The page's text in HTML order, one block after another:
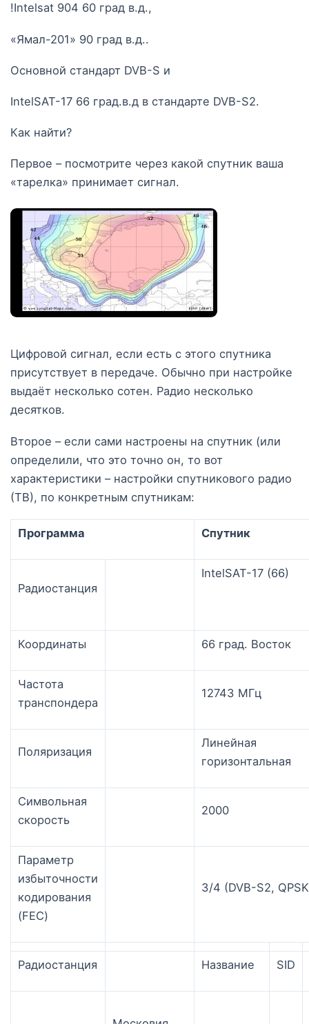
!Intelsat 904 60 град в.д.,
«Ямал-201» 90 град в.д..
Основной стандарт DVB-S и
IntelSAT-17 66 град.в.д в стандарте DVB-S2.
Как найти?
Первое – посмотрите через какой спутник ваша
«тарелка» принимает сигнал.
Цифровой сигнал, если есть с этого спутника
присутствует в передаче. Обычно при настройке
выдаёт несколько сотен. Радио несколько
десятков.
Второе – если сами настроены на спутник (или
определили, что это точно он, то вот
характеристики – настройки спутникового радио
(ТВ), по конкретным спутникам:
Программа Спутник
Радиостанция
IntelSAT-17 (66)
Координаты 66 град. Восток
Частота
транспондера
12743 МГц
Поляризация
Линейная
горизонтальная
Символьная
скорость
2000
Параметр
избыточности
кодирования
(FEC)
3/4 (DVB-S2,
Радиостанция Название SID